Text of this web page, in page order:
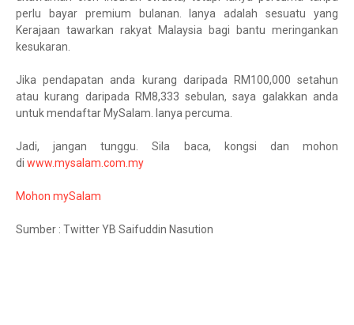
perlu bayar premium bulanan. Ianya adalah sesuatu yang
Kerajaan tawarkan rakyat Malaysia bagi bantu meringankan
kesukaran.
Jika pendapatan anda kurang daripada RM100,000 setahun
atau kurang daripada RM8,333 sebulan, saya galakkan anda
untuk mendaftar MySalam. Ianya percuma.
Jadi, jangan tunggu. Sila baca, kongsi dan mohon
di www.mysalam.com.my
Mohon mySalam
Sumber : Twitter YB Saifuddin Nasution